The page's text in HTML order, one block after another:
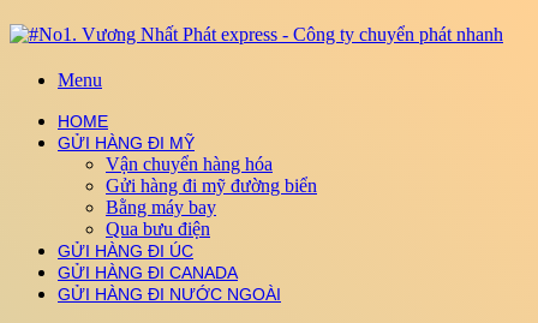
Menu
HOME
GỬI HÀNG ĐI MỸ
Vận chuyển hàng hóa
Gửi hàng đi mỹ đường biển
Bằng máy bay
Qua bưu điện
GỬI HÀNG ĐI ÚC
GỬI HÀNG ĐI CANADA
GỬI HÀNG ĐI NƯỚC NGOÀI